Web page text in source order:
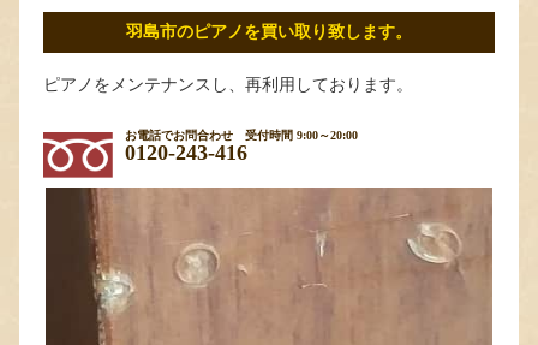
羽島市のピアノを買い取り致します。
ピアノをメンテナンスし、再利用しております。
お電話でお問合わせ 受付時間 9:00～20:00
0120-243-416